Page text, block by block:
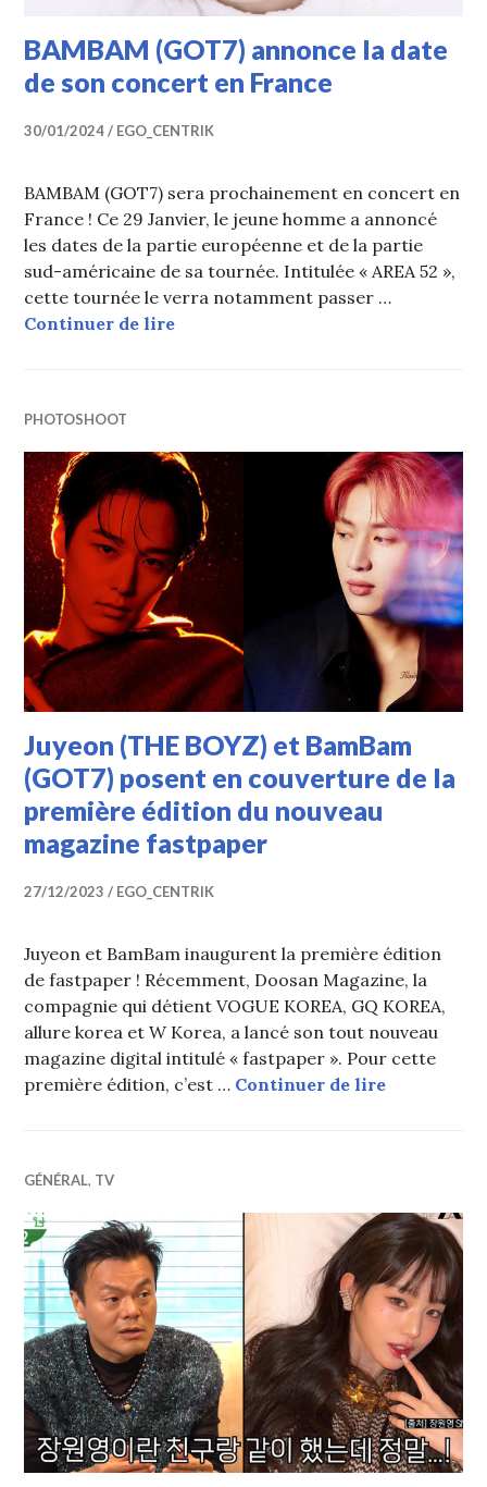
BAMBAM (GOT7) annonce la date
de son concert en France
30/01/2024 EGO_CENTRIK
BAMBAM (GOT7) sera prochainement en concert en
France ! Ce 29 Janvier, le jeune homme a annoncé
les dates de la partie européenne et de la partie
sud-américaine de sa tournée. Intitulée « AREA 52 »,
cette tournée le verra notamment passer …
Continuer de lireBAMBAM (GOT7) annonce la date
PHOTOSHOOT
Juyeon (THE BOYZ) et BamBam
(GOT7) posent en couverture de la
première édition du nouveau
magazine fastpaper
27/12/2023 EGO_CENTRIK
Juyeon et BamBam inaugurent la première édition
de fastpaper ! Récemment, Doosan Magazine, la
compagnie qui détient VOGUE KOREA, GQ KOREA,
allure korea et W Korea, a lancé son tout nouveau
magazine digital intitulé « fastpaper ». Pour cette
première édition, c’est … Continuer de lireJuyeon
GÉNÉRAL, TV